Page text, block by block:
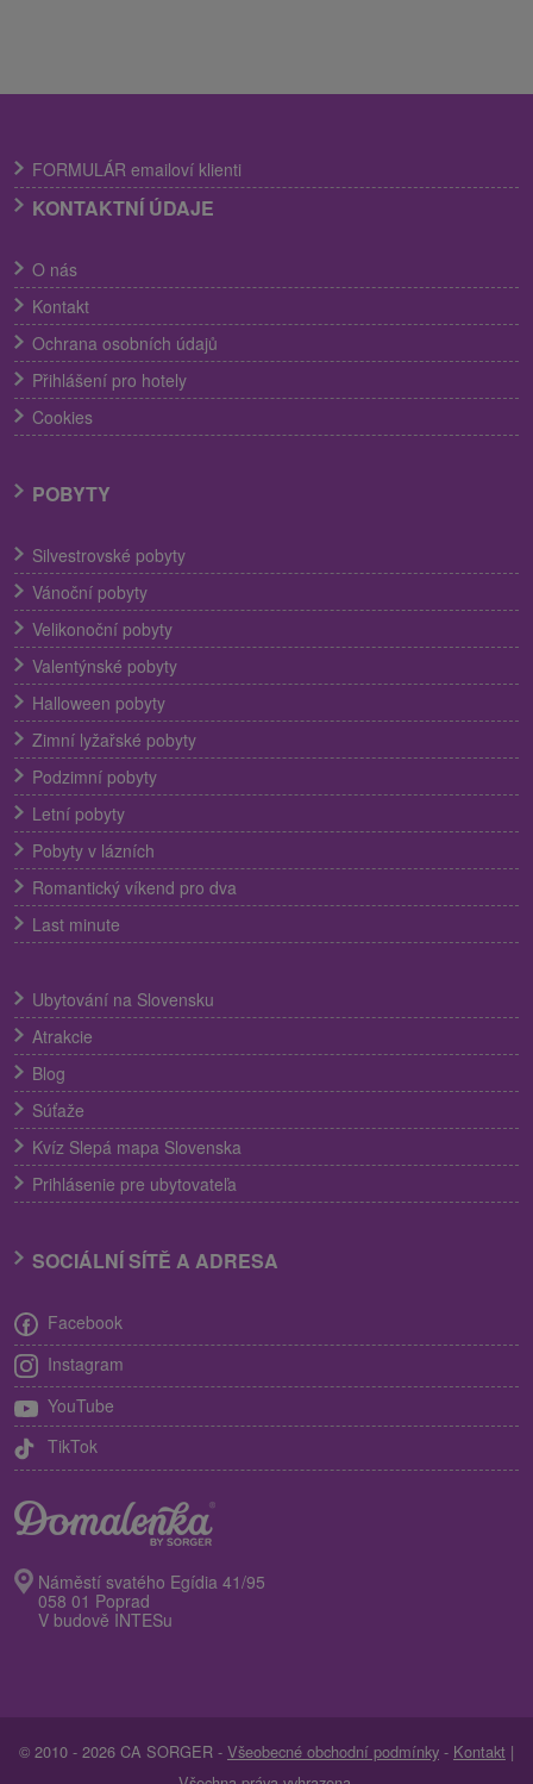
FORMULÁR emailoví klienti
KONTAKTNÍ ÚDAJE
O nás
Kontakt
Ochrana osobních údajů
Přihlášení pro hotely
Cookies
POBYTY
Silvestrovské pobyty
Vánoční pobyty
Velikonoční pobyty
Valentýnské pobyty
Halloween pobyty
Zimní lyžařské pobyty
Podzimní pobyty
Letní pobyty
Pobyty v lázních
Romantický víkend pro dva
Last minute
Ubytování na Slovensku
Atrakcie
Blog
Súťaže
Kvíz Slepá mapa Slovenska
Prihlásenie pre ubytovateľa
SOCIÁLNÍ SÍTĚ A ADRESA
Facebook
Instagram
YouTube
TikTok
Náměstí svatého Egídia 41/95
058 01 Poprad
V budově INTESu
© 2010 - 2026 CA SORGER - Všeobecné obchodní podmínky - Kontakt |